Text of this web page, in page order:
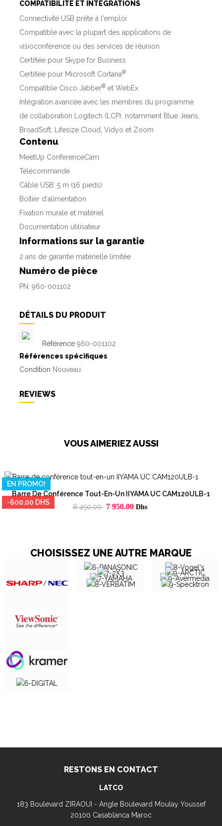
COMPATIBILITÉ ET INTÉGRATIONS
Connectivité USB prête à l'emploi
Compatible avec la plupart des applications de
visioconférence ou des services de réunion
Certifiée pour Skype for Business
Certifiée pour Microsoft Cortana®
Compatible Cisco Jabber® et WebEx
Intégration avancée avec les membres du programme
de collaboration Logitech (LCP), notamment Blue Jeans,
BroadSoft, Lifesize Cloud, Vidyo et Zoom
Contenu
MeetUp ConferenceCam
Télécommande
Câble USB: 5 m (16 pieds)
Boîtier d'alimentation
Fixation murale et matériel
Documentation utilisateur
Informations sur la garantie
2 ans de garantie matérielle limitée
Numéro de pièce
PN: 960-001102
DÉTAILS DU PRODUIT
Référence 960-001102
Références spécifiques
Condition Nouveau
REVIEWS
VOUS AIMERIEZ AUSSI
EN PROMO!
-600,00 DHS
Barre De Conférence Tout-En-Un IIYAMA UC CAM120ULB-1
Prix
8 450,00 Prix
7 950.00 Dhs
CHOISISSEZ UNE AUTRE MARQUE
RESTONS EN CONTACT
LATCO
183 Boulevard ZIRAOUI - Angle Boulevard Moulay Youssef
20100 Casablanca Maroc